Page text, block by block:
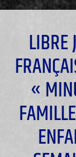
LIBRE
«